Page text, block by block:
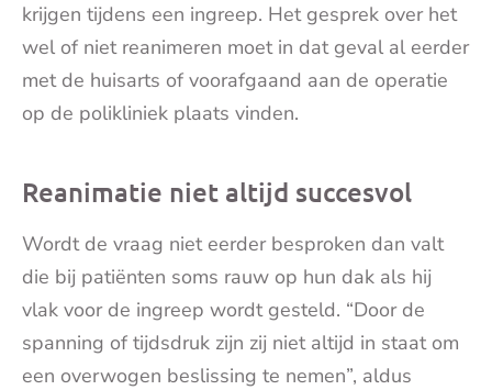
krijgen tijdens een ingreep. Het gesprek over het
wel of niet reanimeren moet in dat geval al eerder
met de huisarts of voorafgaand aan de operatie
op de polikliniek plaats vinden.
Reanimatie niet altijd succesvol
Wordt de vraag niet eerder besproken dan valt
die bij patiënten soms rauw op hun dak als hij
vlak voor de ingreep wordt gesteld. “Door de
spanning of tijdsdruk zijn zij niet altijd in staat om
een overwogen beslissing te nemen”, aldus